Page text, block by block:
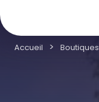
Accueil Boutiques